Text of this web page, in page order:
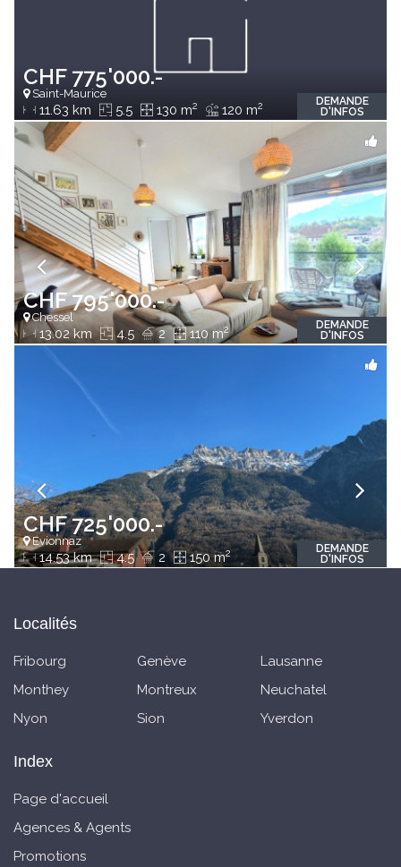
CHF 775'000.-
Saint-Maurice
11.63 km 5.5 130 m2 120 m2
DEMANDE
D'INFOS
CHF 795'000.-
Chessel
13.02 km 4.5 2 110 m2
DEMANDE
D'INFOS
CHF 725'000.-
Evionnaz
14.53 km 4.5 2 150 m2
DEMANDE
D'INFOS
Localités
Fribourg Genève
Lausanne
Monthey
Montreux
Neuchatel
Nyon
Sion Yverdon
Index
Page d'accueil
Agences & Agents
Promotions